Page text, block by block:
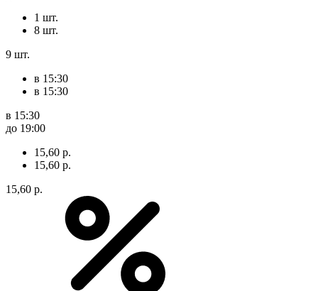
1 шт.
8 шт.
9 шт.
в 15:30
в 15:30
в 15:30
до 19:00
15,60 р.
15,60 р.
15,60 р.